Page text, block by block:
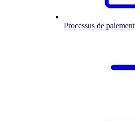
Processus de paiement